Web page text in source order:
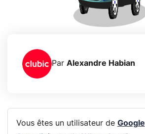
Par Alexandre Habian
Vous êtes un utilisateur de Google